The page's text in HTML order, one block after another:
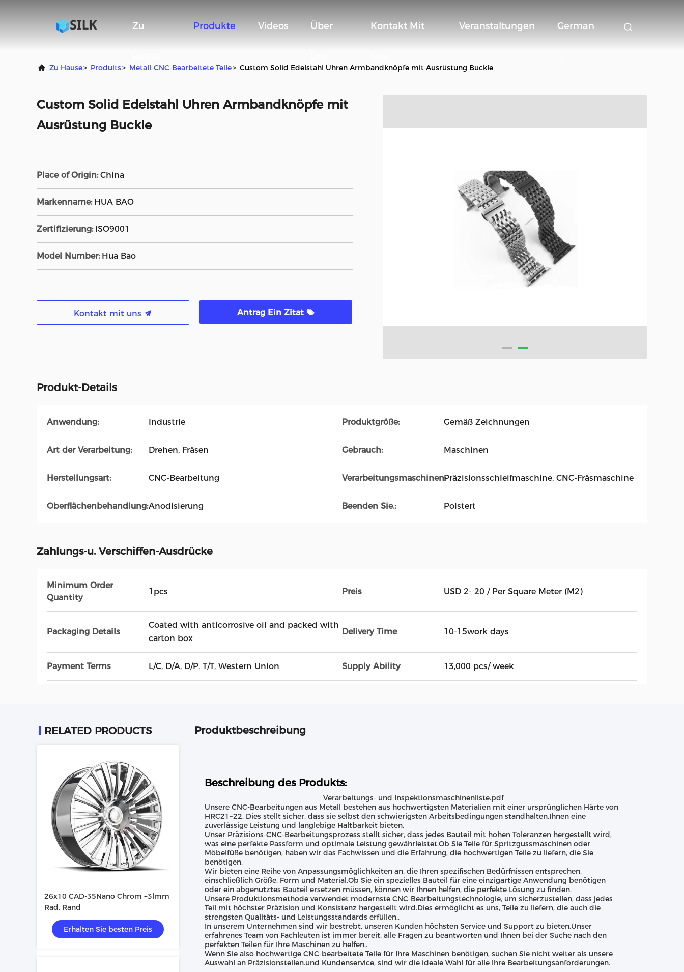
Zu Produkte Videos Über Kontakt Mit Veranstaltungen German
Zu Hause> Produits> Metall-CNC-Bearbeitete Teile> Custom Solid Edelstahl Uhren Armbandknöpfe mit Ausrüstung Buckle
Custom Solid Edelstahl Uhren Armbandknöpfe mit
Ausrüstung Buckle
Place of Origin: China
Markenname: HUA BAO
Zertifizierung: ISO9001
Model Number: Hua Bao
Kontakt mit uns Antrag Ein Zitat
Produkt-Details
Anwendung: Industrie Produktgröße: Gemäß Zeichnungen
Art der Verarbeitung: Drehen, Fräsen Gebrauch: Maschinen
Herstellungsart: CNC-Bearbeitung Verarbeitungsmaschinen:Präzisionsschleifmaschine, CNC-Fräsmaschine
Oberflächenbehandlung:Anodisierung Beenden Sie.: Polstert
Zahlungs-u. Verschiffen-Ausdrücke
Minimum Order
Quantity
1pcs Preis USD 2- 20 / Per Square Meter (M2)
Packaging Details
Coated with anticorrosive oil and packed with
carton box
Delivery Time 10-15work days
Payment Terms L/C, D/A, D/P, T/T, Western Union Supply Ability 13,000 pcs/ week
RELATED PRODUCTS
26x10 CAD-35Nano Chrom +3lmm
Rad, Rand
Erhalten Sie besten Preis
Produktbeschreibung
Beschreibung des Produkts:
Verarbeitungs- und Inspektionsmaschinenliste.pdf
Unsere CNC-Bearbeitungen aus Metall bestehen aus hochwertigsten Materialien mit einer ursprünglichen Härte von
HRC21~22. Dies stellt sicher, dass sie selbst den schwierigsten Arbeitsbedingungen standhalten.Ihnen eine
zuverlässige Leistung und langlebige Haltbarkeit bieten.
Unser Präzisions-CNC-Bearbeitungsprozess stellt sicher, dass jedes Bauteil mit hohen Toleranzen hergestellt wird,
was eine perfekte Passform und optimale Leistung gewährleistet.Ob Sie Teile für Spritzgussmaschinen oder
Möbelfüße benötigen, haben wir das Fachwissen und die Erfahrung, die hochwertigen Teile zu liefern, die Sie
benötigen.
Wir bieten eine Reihe von Anpassungsmöglichkeiten an, die Ihren spezifischen Bedürfnissen entsprechen,
einschließlich Größe, Form und Material.Ob Sie ein spezielles Bauteil für eine einzigartige Anwendung benötigen
oder ein abgenutztes Bauteil ersetzen müssen, können wir Ihnen helfen, die perfekte Lösung zu finden.
Unsere Produktionsmethode verwendet modernste CNC-Bearbeitungstechnologie, um sicherzustellen, dass jedes
Teil mit höchster Präzision und Konsistenz hergestellt wird.Dies ermöglicht es uns, Teile zu liefern, die auch die
strengsten Qualitäts- und Leistungsstandards erfüllen..
In unserem Unternehmen sind wir bestrebt, unseren Kunden höchsten Service und Support zu bieten.Unser
erfahrenes Team von Fachleuten ist immer bereit, alle Fragen zu beantworten und Ihnen bei der Suche nach den
perfekten Teilen für Ihre Maschinen zu helfen..
Wenn Sie also hochwertige CNC-bearbeitete Teile für Ihre Maschinen benötigen, suchen Sie nicht weiter als unsere
Auswahl an Präzisionsteilen.und Kundenservice, sind wir die ideale Wahl für alle Ihre Bearbeitungsanforderungen.